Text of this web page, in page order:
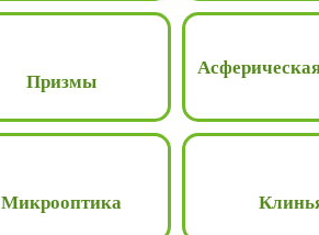
Призмы
Микрооптика